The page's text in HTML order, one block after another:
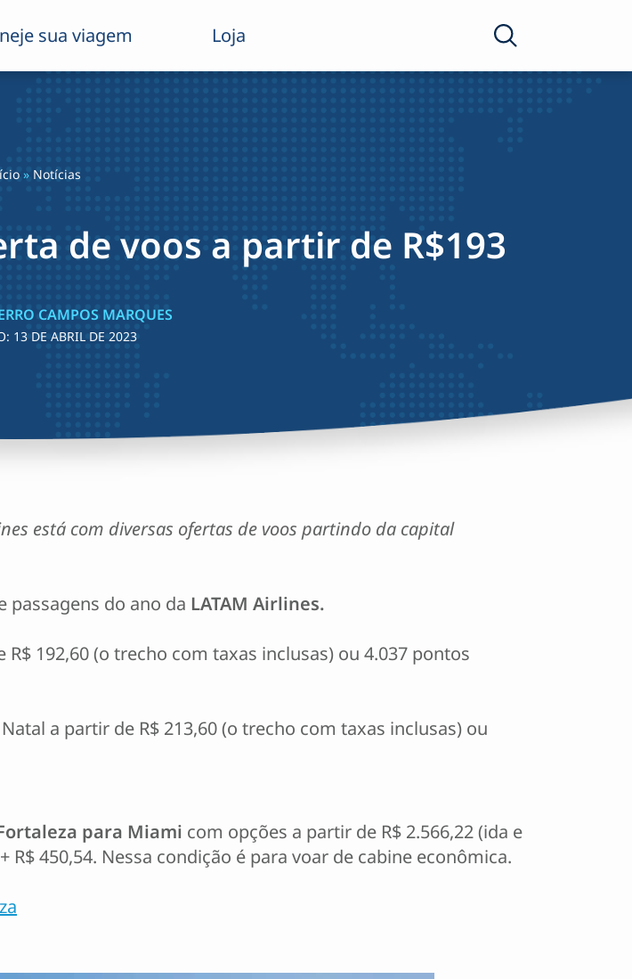
sua viagem Loja
» Notícias
de voos a partir de R$193
CAMPOS MARQUES
13 DE ABRIL DE 2023
está com diversas ofertas de voos partindo da capital
passagens do ano da LATAM Airlines.
192,60 (o trecho com taxas inclusas) ou 4.037 pontos
a partir de R$ 213,60 (o trecho com taxas inclusas) ou
para Miami com opções a partir de R$ 2.566,22 (ida e
450,54. Nessa condição é para voar de cabine econômica.